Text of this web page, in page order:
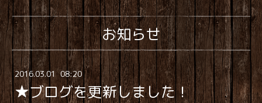
お知らせ
2016.03.01 08:20
★ブログを更新しました！